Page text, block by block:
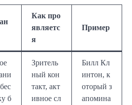
Как про
являетс
я
Пример
б
Зритель
ный кон
такт, акт
ивное сл
Билл Кл
интон, к
оторый з
апомина